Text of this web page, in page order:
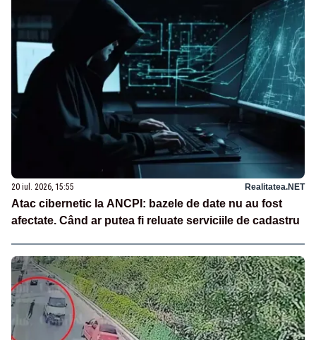
20 iul. 2026, 15:55 Realitatea.NET
Atac cibernetic la ANCPI: bazele de date nu au fost
afectate. Când ar putea fi reluate serviciile de cadastru